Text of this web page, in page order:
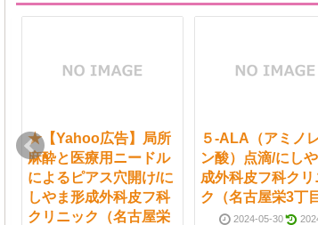
★【Yahoo広告】局所
麻酔と医療用ニードル
によるピアス穴開け/に
しやま形成外科皮フ科
クリニック（名古屋栄
５-ALA（アミノ
ン酸）点滴/にし
成外科皮フ科クリ
ク（名古屋栄3丁
2024-05-30